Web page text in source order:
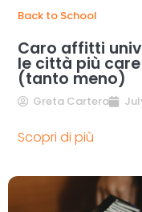
Back to School
Caro affitti
le città più
(tanto meno)
Greta Cartera
Scopri di più